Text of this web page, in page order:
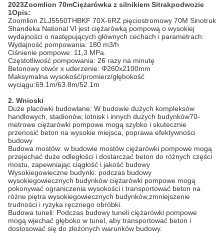
2023Zoomlion 70mCiężarówka z silnikiem Sitrakpodwozie
1Opis:
Zoomlion ZLJ5550THBKF 70X-6RZ pięciostromowy 70M Sinotruk
Shandeka National VI jest ciężarówką pompową o wysokiej
wydajności o następujących głównych cechach i parametrach:
Wydajność pompowania: 180 m3/h
Ciśnienie pompowe: 11,3 MPa.
Częstotliwość pompowania: 26 razy na minutę
Betonowy otwór x uderzenie: Φ260x2100mm
Maksymalna wysokość/promierz/głębokość
wyciągu:69.1m/63.8m/52.1m
2. Wnioski
Duże placówki budowlane: W budowie dużych kompleksów
handlowych, stadionów, lotnisk i innych dużych budynków70-
metrowe ciężarówki pompowe mogą szybko i skutecznie
przenosić beton na wysokie miejsca, poprawa efektywności
budowy
Budowa mostów: w budowie mostów ciężarówki pompowe mogą
przejechać duże odległości i dostarczać beton do różnych części
mostu, zapewniając ciągłość i jakość budowy
Wysokiegowieczne budynki: podczas budowy
wysokiegowiecznych budynków ciężarówki pompowe mogą
pokonywać ograniczenia wysokości i transportować beton na
różne piętra wysokiegowiecznych budynków,zmniejszenie
trudności i ryzyka ręcznego obróbki.
Budowa tuneli: Podczas budowy tuneli ciężarówki pompowe
mogą wjechać głęboko w tunel, aby transportować beton i
dostosować się do złożonych warunków budowy.